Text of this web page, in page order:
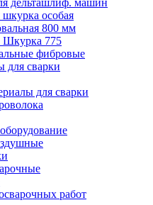
дельташлиф. машин
особая
800 мм
Шкурка 775
фибровые
для сварки
для сварки
работ